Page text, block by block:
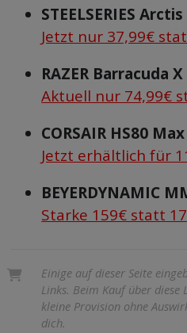
STEELSERIES
Jetzt nur 37,99€
RAZER Barracuda X
Aktuell nur 74,99€
CORSAIR HS80 Max
Jetzt erhältlich für
BEYERDYNAMIC
Starke 159€ statt
Einige auf dieser Seite
Links. Beim Kauf über
kleine Provision ohne
dich.